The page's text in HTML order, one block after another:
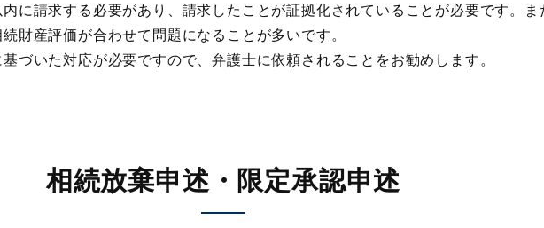
に請求する必要があり、請求したことが証拠化されていることが必要です。ま
財産評価が合わせて問題になることが多いです。
づいた対応が必要ですので、弁護士に依頼されることをお勧めします。
相続放棄申述・限定承認申述